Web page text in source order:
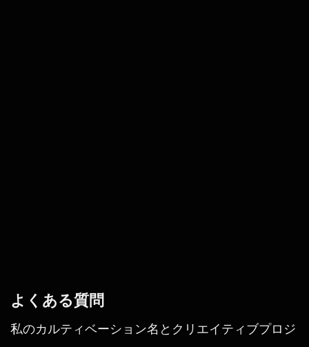
よくある質問
私のカルティベーション名とクリエイティブプロジ